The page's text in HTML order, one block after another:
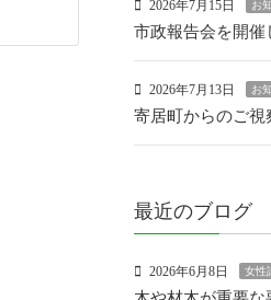
2026年7月15日 お
市政報告会を開催
2026年7月13日 お
寄居町からのご視
最近のブログ
2026年6月8日 女性